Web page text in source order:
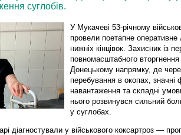
суглобів.
У Мукачеві 53-річному
провели поетапне оперативне
нижніх кінцівок. Захисник із
повномасштабного
Донецькому напрямку, де
перебування в окопах, значні
навантаження та складні
нього розвинувся сильний
у суглобах.
діагностували у військового коксартроз —